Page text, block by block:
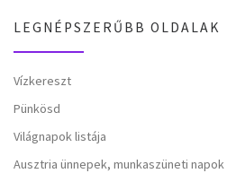
LEGNÉPSZERŰBB OLDALAK
Vízkereszt
Pünkösd
Világnapok listája
Ausztria ünnepek, munkaszüneti napok